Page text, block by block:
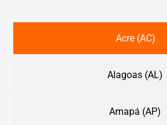
Acre (AC)
Alagoas (AL)
Amapá (AP)